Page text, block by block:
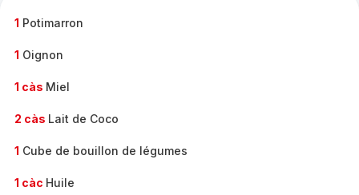
1 Potimarron
1 Oignon
1 càs Miel
2 càs Lait de Coco
1 Cube de bouillon de légumes
1 càc Huile